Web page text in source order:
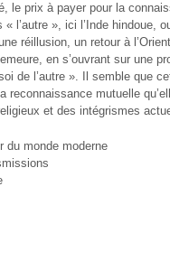
le prix à payer pour la
l’autre », ici l’Inde hindoue,
réillusion, un retour à
en s’ouvrant sur une
de l’autre ». Il semble que
reconnaissance mutuelle
et des intégrismes
du monde moderne